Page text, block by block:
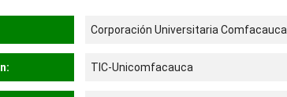
Corporación Universitaria Comfacauca
TIC-Unicomfacauca